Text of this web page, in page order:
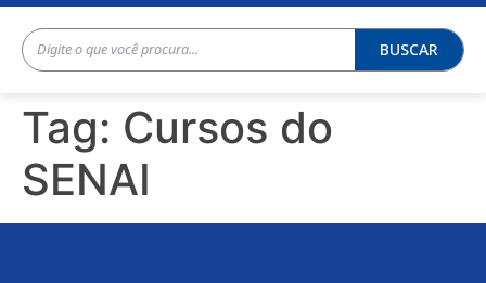
BUSCAR
Tag: Cursos do
SENAI